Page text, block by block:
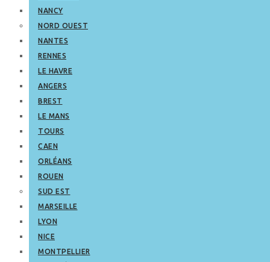
NANCY
NORD OUEST
NANTES
RENNES
LE HAVRE
ANGERS
BREST
LE MANS
TOURS
CAEN
ORLÉANS
ROUEN
SUD EST
MARSEILLE
LYON
NICE
MONTPELLIER